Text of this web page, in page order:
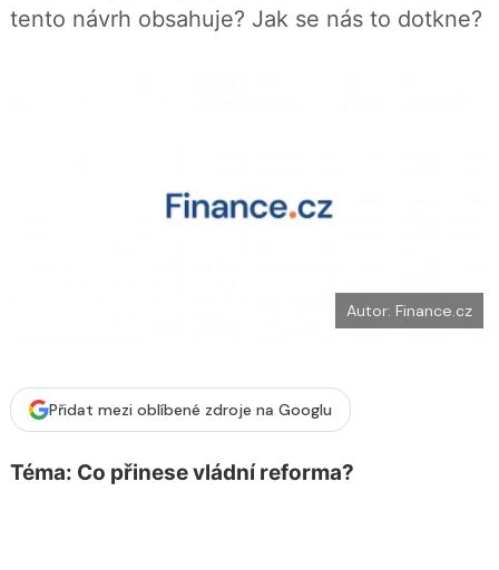
tento návrh obsahuje? Jak se nás to dotkne?
Autor: Finance.cz
Přidat mezi oblíbené zdroje na Googlu
Téma: Co přinese vládní reforma?